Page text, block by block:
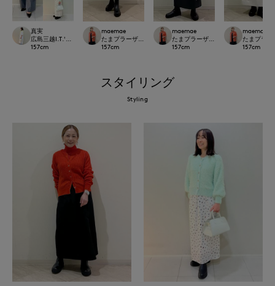
真実
広島三越I.T.'S.international
157cm
maemae
たまプラーザ東急I.T.'S.international
157cm
maemae
たまプラーザ東急I.T.'S.international
157cm
maemae
たまプラ
157cm
スタイリング
Styling